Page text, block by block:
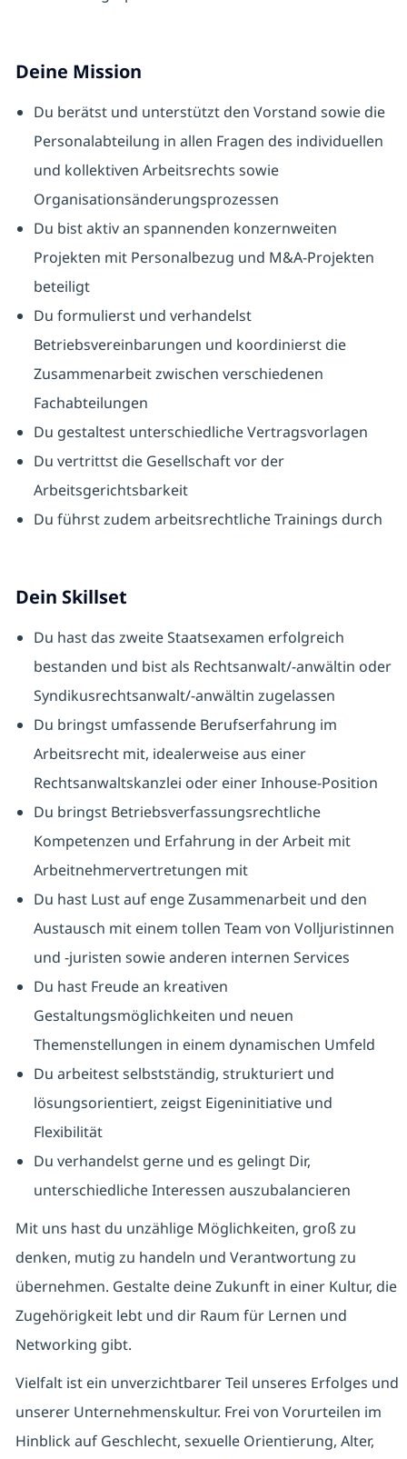
Deine Mission
Du berätst und unterstützt den Vorstand sowie die
Personalabteilung in allen Fragen des individuellen
und kollektiven Arbeitsrechts sowie
Organisationsänderungsprozessen
Du bist aktiv an spannenden konzernweiten
Projekten mit Personalbezug und M&A-Projekten
beteiligt
Du formulierst und verhandelst
Betriebsvereinbarungen und koordinierst die
Zusammenarbeit zwischen verschiedenen
Fachabteilungen
Du gestaltest unterschiedliche Vertragsvorlagen
Du vertrittst die Gesellschaft vor der
Arbeitsgerichtsbarkeit
Du führst zudem arbeitsrechtliche Trainings durch
Dein Skillset
Du hast das zweite Staatsexamen erfolgreich
bestanden und bist als Rechtsanwalt/-anwältin oder
Syndikusrechtsanwalt/-anwältin zugelassen
Du bringst umfassende Berufserfahrung im
Arbeitsrecht mit, idealerweise aus einer
Rechtsanwaltskanzlei oder einer Inhouse-Position
Du bringst Betriebsverfassungsrechtliche
Kompetenzen und Erfahrung in der Arbeit mit
Arbeitnehmervertretungen mit
Du hast Lust auf enge Zusammenarbeit und den
Austausch mit einem tollen Team von Volljuristinnen
und -juristen sowie anderen internen Services
Du hast Freude an kreativen
Gestaltungsmöglichkeiten und neuen
Themenstellungen in einem dynamischen Umfeld
Du arbeitest selbstständig, strukturiert und
lösungsorientiert, zeigst Eigeninitiative und
Flexibilität
Du verhandelst gerne und es gelingt Dir,
unterschiedliche Interessen auszubalancieren
Mit uns hast du unzählige Möglichkeiten, groß zu
denken, mutig zu handeln und Verantwortung zu
übernehmen. Gestalte deine Zukunft in einer Kultur, die
Zugehörigkeit lebt und dir Raum für Lernen und
Networking gibt.
Vielfalt ist ein unverzichtbarer Teil unseres Erfolges und
unserer Unternehmenskultur. Frei von Vorurteilen im
Hinblick auf Geschlecht, sexuelle Orientierung, Alter,